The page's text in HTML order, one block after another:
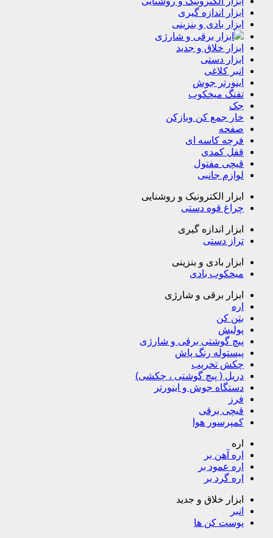
ابزار اندازه گیری
ابزار بادی و بنزینی
ابزار برقی و شارژی
ابزار خلاق و جدید
ابزار دستی
انبر کلاغی
اینورتر جوش
تفنگ میخکوب
جک
خار جمع کن وبازکن
صفحه
فرچه کاسه ای
قفل کمدی
قیچی مفتول
لوازم جانبی
ابزار الکترونیک و روشنایی
چراغ قوه دستی
ابزار اندازه گیری
تراز دستی
ابزار بادی و بنزینی
میخکوب بادی
ابزار برقی و شارژی
اره
بتن کن
پولیش
پیچ گوشتی برقی و شارژی
پیستوله رنگ پاش
چکش تخریب
دریل ( پیچ گوشتی ، چکشی)
دستگاه جوش و اینورتر
فرز
قیچی برقی
کمپرسور هوا
اره
اره آهن بر
اره عمود بر
اره گرد بر
ابزار خلاق و جدید
انبر
پوست کن ها